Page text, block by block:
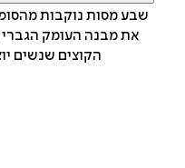
שבע מסות נוקבות
את מבנה העומק
הקוצים שנשים